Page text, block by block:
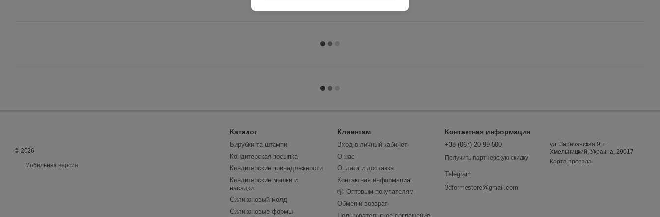
© 2026
Мобильная версия
Каталог
Вирубки та штампи
Кондитерская посыпка
Кондитерские принадлежности
Кондитерские мешки и
насадки
Силиконовый молд
Силиконовые формы
Клиентам
Вход в личный кабинет
О нас
Оплата и доставка
Контактная информация
📦 Оптовым покупателям
Обмен и возврат
Пользовательское соглашение
Контактная информация
+38 (067) 20 99 500
Получить партнерскую скидку
Telegram
3dformestore@gmail.com
ул. Заречанская 9, г.
Хмельницкий, Украина, 29017
Карта проезда